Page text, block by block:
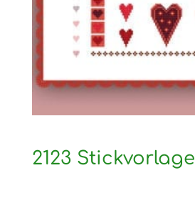
2123 Stickvorlage